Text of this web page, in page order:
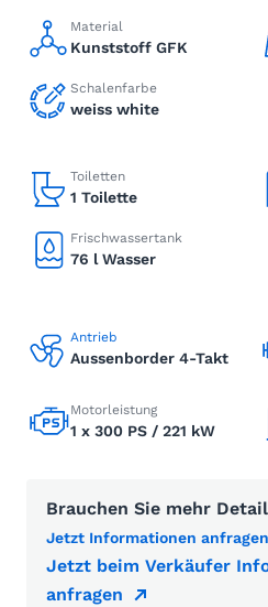
Material
Kunststoff GFK
Schalenfarbe
weiss white
Toiletten
1 Toilette
Frischwassertank
76 l Wasser
Antrieb
Aussenborder 4-Takt
Motorleistung
1 x 300 PS / 221 kW
Brauchen Sie mehr
Jetzt Informationen anfragen
Jetzt beim Verkäufer
anfragen